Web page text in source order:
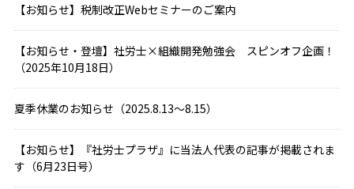
【お知らせ】税制改正Webセミナーのご案内
【お知らせ・登壇】社労士×組織開発勉強会 スピンオフ企画！
（2025年10月18日）
夏季休業のお知らせ（2025.8.13～8.15）
【お知らせ】『社労士プラザ』に当法人代表の記事が掲載されま
す（6月23日号）